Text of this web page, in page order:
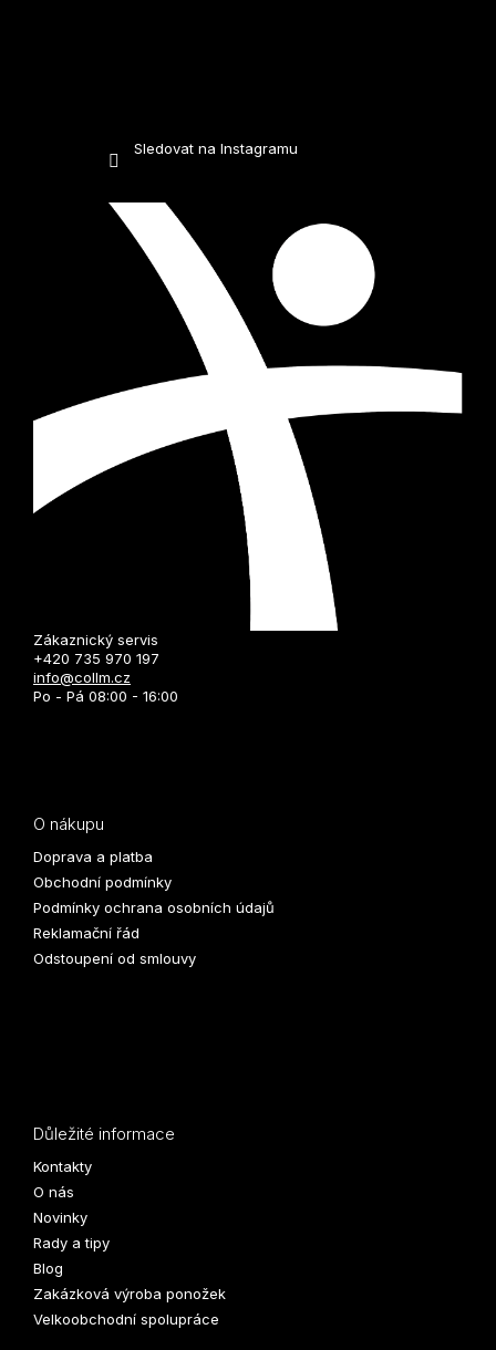
Sledovat na Instagramu
Zákaznický servis
+420 735 970 197
info@collm.cz
Po - Pá 08:00 - 16:00
O nákupu
Doprava a platba
Obchodní podmínky
Podmínky ochrana osobních údajů
Reklamační řád
Odstoupení od smlouvy
Důležité informace
Kontakty
O nás
Novinky
Rady a tipy
Blog
Zakázková výroba ponožek
Velkoobchodní spolupráce